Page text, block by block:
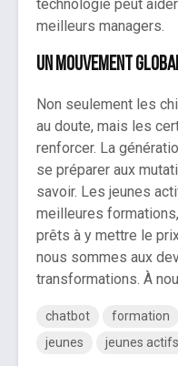
technologie peut
meilleurs managers.
Un mouvement
Non seulement les
au doute, mais les
renforcer. La
se préparer aux
savoir. Les jeunes
meilleures
prêts à y mettre le
nous sommes aux
transformations. À
chatbot formation
jeunes
jeunes actifs